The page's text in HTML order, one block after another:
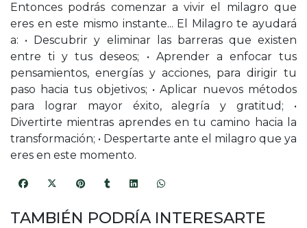
Entonces podrás comenzar a vivir el milagro que
eres en este mismo instante... El Milagro te ayudará
a: • Descubrir y eliminar las barreras que existen
entre ti y tus deseos; • Aprender a enfocar tus
pensamientos, energías y acciones, para dirigir tu
paso hacia tus objetivos; • Aplicar nuevos métodos
para lograr mayor éxito, alegría y gratitud; •
Divertirte mientras aprendes en tu camino hacia la
transformación; • Despertarte ante el milagro que ya
eres en este momento.
TAMBIÉN PODRÍA INTERESARTE